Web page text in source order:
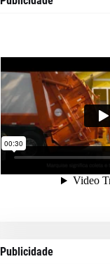
Publicidade